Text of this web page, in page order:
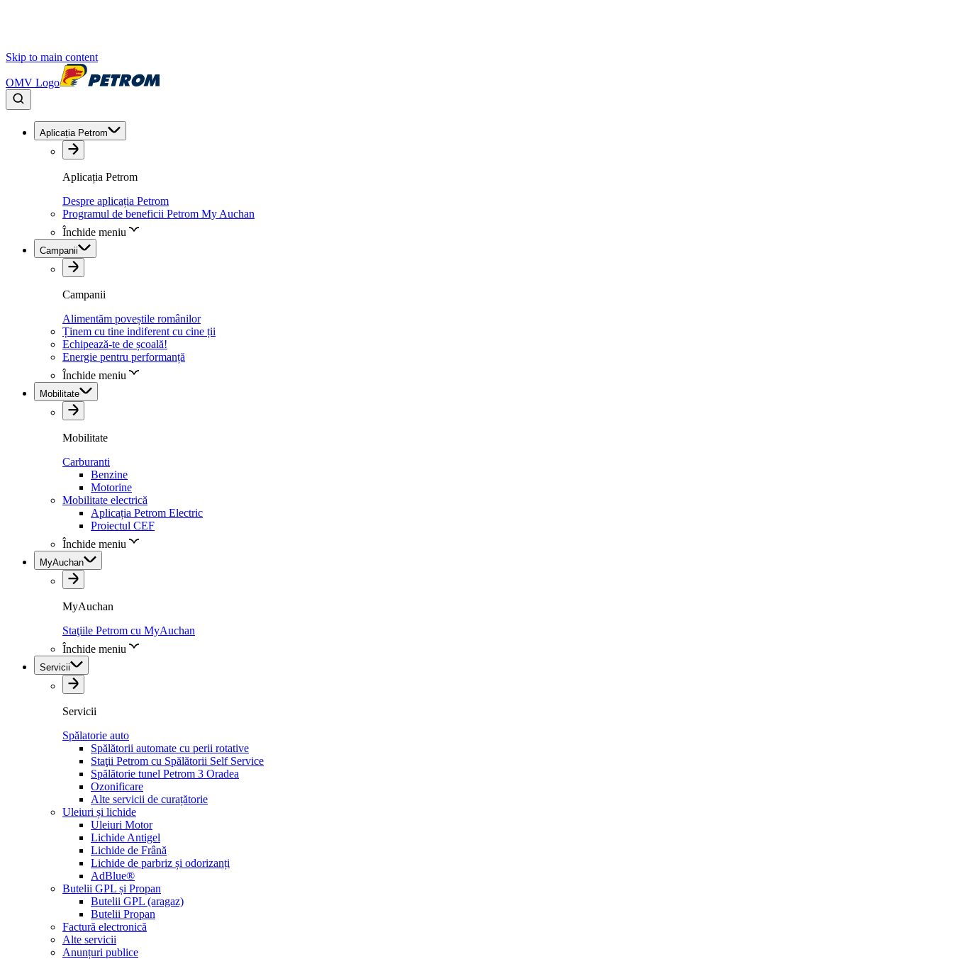
Skip to main content
OMV Logo
Aplicația Petrom
Aplicația Petrom
Despre aplicația Petrom
Programul de beneficii Petrom My Auchan
Închide meniu
Campanii
Campanii
Alimentăm poveștile românilor
Ținem cu tine indiferent cu cine ții
Echipează-te de școală!
Energie pentru performanță
Închide meniu
Mobilitate
Mobilitate
Carburanti
Benzine
Motorine
Mobilitate electrică
Aplicația Petrom Electric
Proiectul CEF
Închide meniu
MyAuchan
MyAuchan
Staţiile Petrom cu MyAuchan
Închide meniu
Servicii
Servicii
Spălatorie auto
Spălătorii automate cu perii rotative
Staţii Petrom cu Spălătorii Self Service
Spălătorie tunel Petrom 3 Oradea
Ozonificare
Alte servicii de curațătorie
Uleiuri și lichide
Uleiuri Motor
Lichide Antigel
Lichide de Frână
Lichide de parbriz și odorizanți
AdBlue®
Butelii GPL și Propan
Butelii GPL (aragaz)
Butelii Propan
Factură electronică
Alte servicii
Anunțuri publice